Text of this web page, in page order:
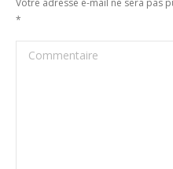
Votre adresse e-mail ne sera pas
*
Commentaire